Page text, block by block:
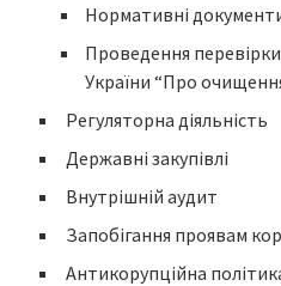
Нормативні
Проведення
України “Про
Регуляторна діяльність
Державні закупівлі
Внутрішній аудит
Запобігання проявам
Антикорупційна